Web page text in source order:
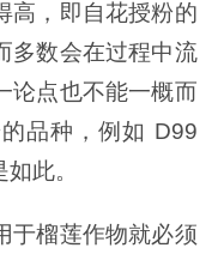
高，即自花授粉的
多数会在过程中流
论点也不能一概而
品种，例如 D99
此。
于榴莲作物就必须